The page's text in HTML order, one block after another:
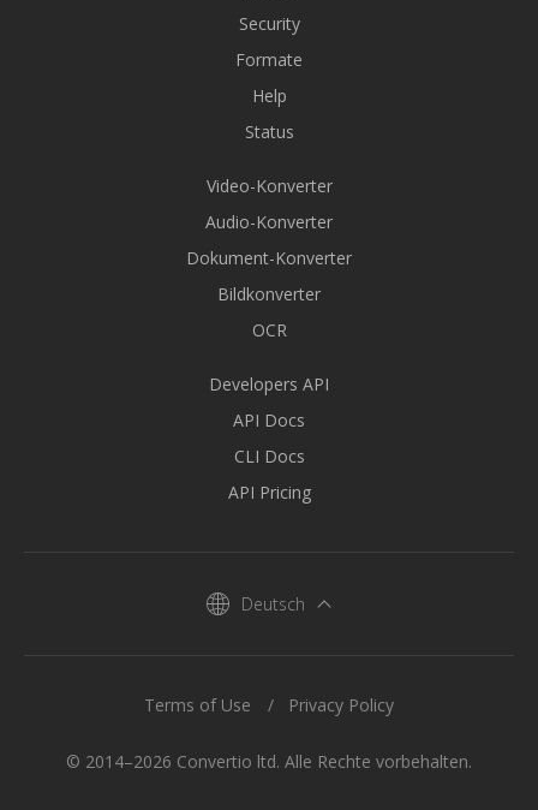
Security
Formate
Help
Status
Video-Konverter
Audio-Konverter
Dokument-Konverter
Bildkonverter
OCR
Developers API
API Docs
CLI Docs
API Pricing
Deutsch
© 2014–2026 Convertio ltd. Alle Rechte vorbehalten.
Terms of Use Privacy Policy